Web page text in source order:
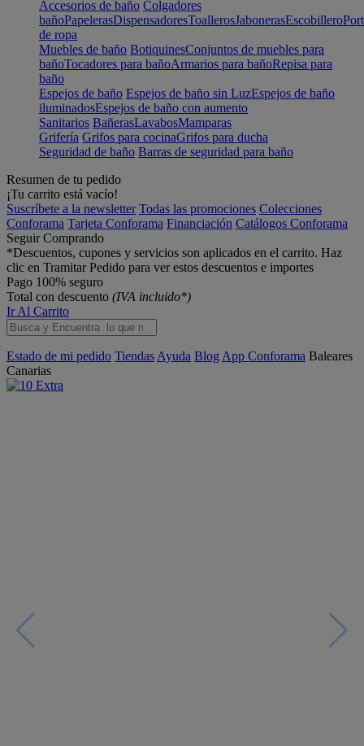
Accesorios de baño Colgadores
bañoPapelerasDispensadoresToallerosJabonerasEscobillero
de ropa
Muebles de baño BotiquinesConjuntos de muebles para
bañoTocadores para bañoArmarios para bañoRepisa para
baño
Espejos de baño Espejos de baño sin LuzEspejos de baño
iluminadosEspejos de baño con aumento
Sanitarios BañerasLavabosMamparas
Grifería Grifos para cocinaGrifos para ducha
Seguridad de baño Barras de seguridad para baño
Resumen de tu pedido
¡Tu carrito está vacío!
Suscríbete a la newsletter Todas las promociones Colecciones
Conforama Tarjeta Conforama Financiación Catálogos Conforama
Seguir Comprando
*Descuentos, cupones y servicios son aplicados en el carrito. Haz
clic en Tramitar Pedido para ver estos descuentos e importes
Pago 100% seguro
Total con descuento (IVA incluido*)
Ir Al Carrito
Estado de mi pedido Tiendas Ayuda Blog App Conforama Baleares
Canarias